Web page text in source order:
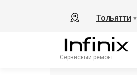
Тольятти ▼
Сервисный ремонт